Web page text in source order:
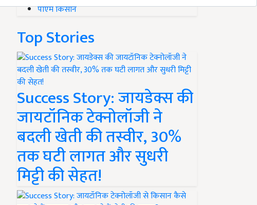
पीएम किसान
Top Stories
Success Story: जायडेक्स की
जायटॉनिक टेक्नोलॉजी ने
बदली खेती की तस्वीर, 30%
तक घटी लागत और सुधरी
मिट्टी की सेहत!